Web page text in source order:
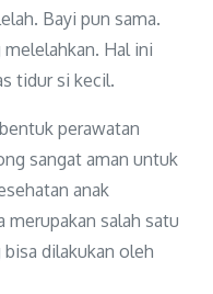
Bayi pun sama.
Hal ini
tidur si kecil.
perawatan
sangat aman untuk
anak
merupakan salah satu
dilakukan oleh